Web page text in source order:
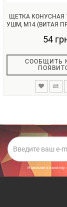
ЩЕТКА КОНУСНАЯ
УШМ, М14 (ВИТАЯ
54
СООБЩИТЬ
Нажимая на кнопку